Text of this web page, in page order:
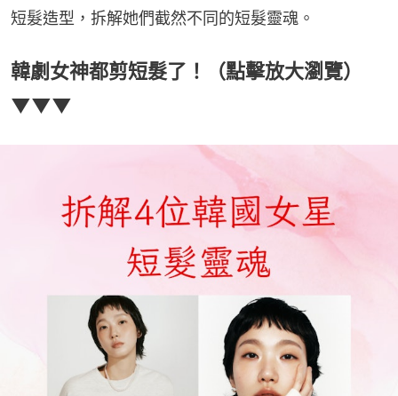
短髮造型，拆解她們截然不同的短髮靈魂。
韓劇女神都剪短髮了！（點擊放大瀏覽）
▼▼▼